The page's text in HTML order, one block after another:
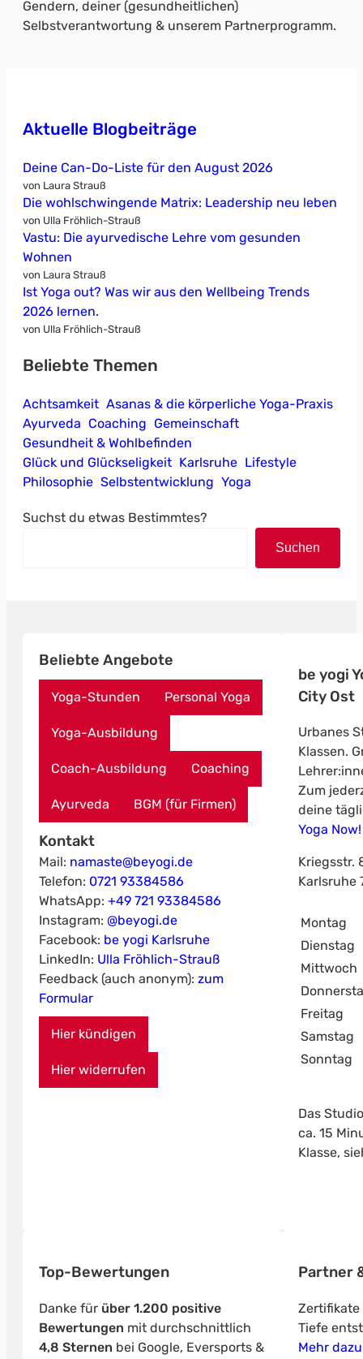
Gendern, deiner (gesundheitlichen)
Selbstverantwortung & unserem Partnerprogramm.
Aktuelle Blogbeiträge
Deine Can-Do-Liste für den August 2026
von Laura Strauß
Die wohlschwingende Matrix: Leadership neu leben
von Ulla Fröhlich-Strauß
Vastu: Die ayurvedische Lehre vom gesunden
Wohnen
von Laura Strauß
Ist Yoga out? Was wir aus den Wellbeing Trends
2026 lernen.
von Ulla Fröhlich-Strauß
Beliebte Themen
Achtsamkeit Asanas & die körperliche Yoga-Praxis
Ayurveda Coaching Gemeinschaft
Gesundheit & Wohlbefinden
Glück und Glückseligkeit Karlsruhe Lifestyle
Philosophie Selbstentwicklung Yoga
Suchst du etwas Bestimmtes?
Suchen
Beliebte Angebote
Yoga-Stunden Personal Yoga
Yoga-Ausbildung
Coach-Ausbildung Coaching
Ayurveda BGM (für Firmen)
Kontakt
Mail: namaste@beyogi.de
Telefon: 0721 93384586
WhatsApp: +49 721 93384586
Instagram: @beyogi.de
Facebook: be yogi Karlsruhe
LinkedIn: Ulla Fröhlich-Strauß
Feedback (auch anonym): zum
Formular
Hier kündigen
Hier widerrufen
be yogi
City Ost
Urbanes
Klassen.
Zum
deine
Yoga Now!
Kriegsstr.
Karlsruhe
Montag
Dienstag
Mittwoch
Freitag
Samstag
Sonntag
Das
ca. 15
Klasse,
Top-Bewertungen
Danke für über 1.200 positive
Bewertungen mit durchschnittlich
4,8 Sternen bei Google, Eversports &
Partner
Zertifikate
Tiefe
Mehr